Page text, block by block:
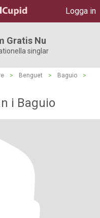
Logga in
Gratis Nu
singlar
> Benguet > Baguio
>
i Baguio